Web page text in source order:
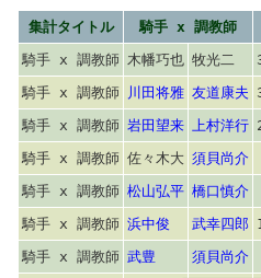
集計タイトル 騎手 x 調教師
騎手 x 調教師 木幡巧也 牧光二
騎手 x 調教師
川田将雅 友道康夫
騎手 x 調教師 岩田望来 上村洋行
騎手 x 調教師 佐々木大 須貝尚介
騎手 x 調教師 松山弘平 橋口慎介
騎手 x 調教師 浜中俊 武幸四郎
騎手 x 調教師 武豊 須貝尚介